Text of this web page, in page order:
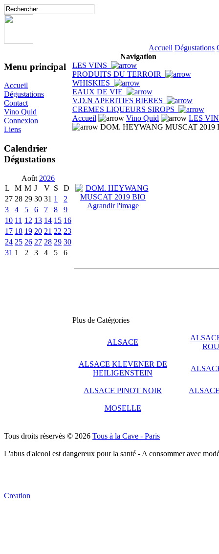
Accueil Dégustations
Menu principal
Accueil
Dégustations
Contact
Vino Quid
Connexion
Liens
Calendrier
Dégustations
Août 2026
L
M M J V S
D
27 28 29 30 31 1
2
3
4 5 6 7 8
9
10 11 12 13 14 15 16
17 18 19 20 21 22 23
24 25 26 27 28 29 30
31 1 2 3 4 5 6
Navigation
LES VINS
PRODUITS DU TERROIR
WHISKIES
EAUX DE VIE
V.D.N APERITIFS BIERES
CREMES LIQUEURS SIROPS
Accueil
Vino Quid
LES
DOM. HEYWANG MUSCAT 2019
Agrandir l'image
Plus de Catégories
ALSACE
ALSACE KLEVENER DE
HEILIGENSTEIN
ALSACE PINOT NOIR
MOSELLE
Tous droits réservés © 2026 Tous à la Cave - Paris
L'abus d'alcool est dangereux pour la santé - A consommer avec
Creation